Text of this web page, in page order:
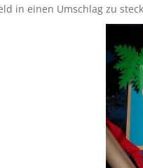
in einen Umschlag zu